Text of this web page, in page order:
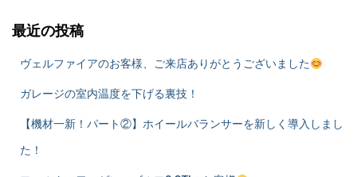
最近の投稿
ヴェルファイアのお客様、ご来店ありがとうございました
ガレージの室内温度を下げる裏技！
​【機材一新！パート②】ホイールバランサーを新しく導入しまし
た！